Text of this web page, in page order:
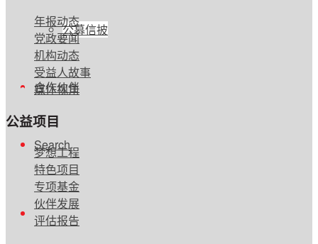
公募信披
合作伙伴
Search
年报动态
党政要闻
机构动态
受益人故事
媒体视角
公益项目
梦想工程
特色项目
专项基金
伙伴发展
评估报告